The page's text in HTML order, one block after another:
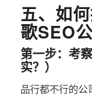
五、如
歌SEO
第一步：考
实？）
品行都不行的公